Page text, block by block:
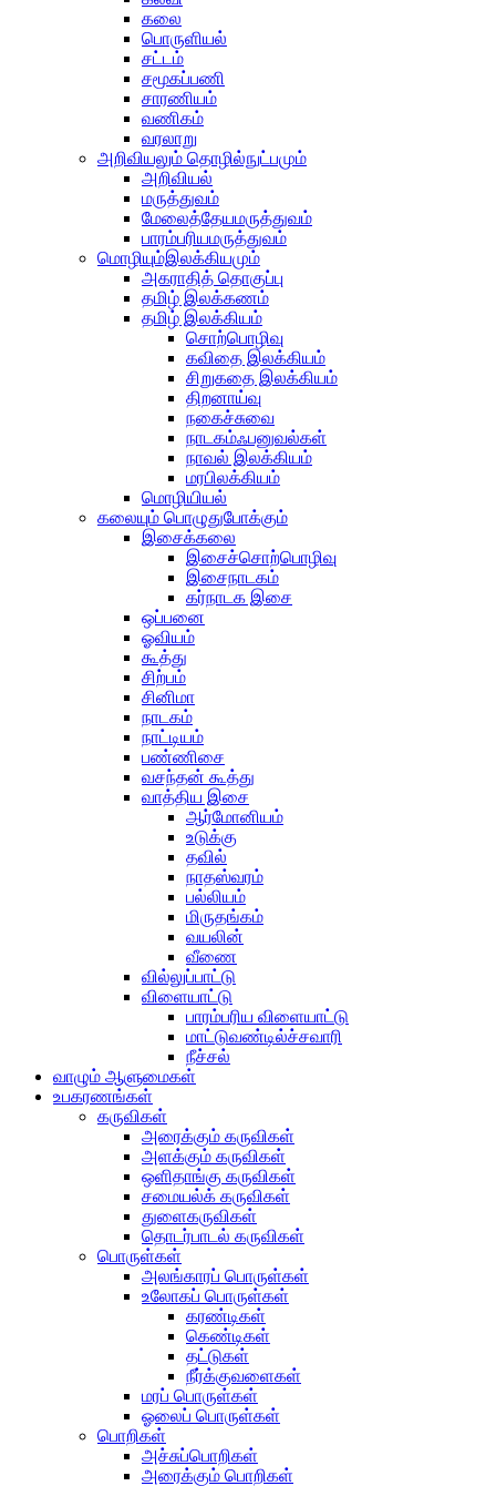
கலை
பொருளியல்
சட்டம்
சமூகப்பணி
சாரணியம்
வணிகம்
வரலாறு
அறிவியலும் தொழில்நுட்பமும்
அறிவியல்
மருத்துவம்
மேலைத்தேயமருத்துவம்
பாரம்பரியமருத்துவம்
மொழியும்இலக்கியமும்
அகராதித் தொகுப்பு
தமிழ் இலக்கணம்
தமிழ் இலக்கியம்
சொற்பொழிவு
கவிதை இலக்கியம்
சிறுகதை இலக்கியம்
திறனாய்வு
நகைச்சுவை
நாடகம்ஃபனுவல்கள்
நாவல் இலக்கியம்
மரபிலக்கியம்
மொழியியல்
கலையும் பொழுதுபோக்கும்
இசைக்கலை
இசைச்சொற்பொழிவு
இசைநாடகம்
கர்நாடக இசை
ஒப்பனை
ஓவியம்
கூத்து
சிற்பம்
சினிமா
நாடகம்
நாட்டியம்
பண்ணிசை
வசந்தன் கூத்து
வாத்திய இசை
ஆர்மோனியம்
உடுக்கு
தவில்
நாதஸ்வரம்
பல்லியம்
மிருதங்கம்
வயலின்
வீணை
வில்லுப்பாட்டு
விளையாட்டு
பாரம்பரிய விளையாட்டு
மாட்டுவண்டில்ச்சவாரி
நீச்சல்
வாழும் ஆளுமைகள்
உபகரணங்கள்
கருவிகள்
அரைக்கும் கருவிகள்
அளக்கும் கருவிகள்
ஒளிதாங்கு கருவிகள்
சமையல்க் கருவிகள்
துளைகருவிகள்
தொடர்பாடல் கருவிகள்
பொருள்கள்
அலங்காரப் பொருள்கள்
உலோகப் பொருள்கள்
கரண்டிகள்
கெண்டிகள்
தட்டுகள்
நீர்க்குவளைகள்
மரப் பொருள்கள்
ஓலைப் பொருள்கள்
பொறிகள்
அச்சுப்பொறிகள்
அரைக்கும் பொறிகள்